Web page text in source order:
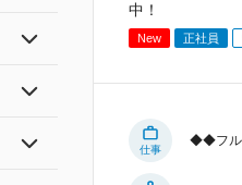
中！
New 正社員
仕事
◆◆フル